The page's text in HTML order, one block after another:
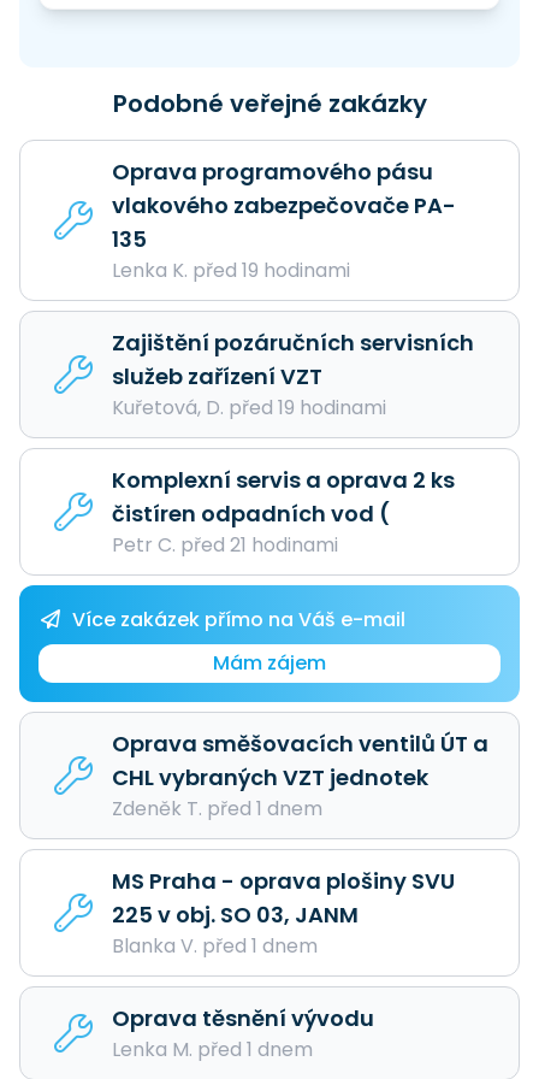
Podobné veřejné zakázky
Oprava programového pásu
vlakového zabezpečovače PA-
135
Lenka K. před 19 hodinami
Zajištění pozáručních servisních
služeb zařízení VZT
Kuřetová, D. před 19 hodinami
Komplexní servis a oprava 2 ks
čistíren odpadních vod (
Petr C. před 21 hodinami
Více zakázek přímo na Váš e-mail
Mám zájem
Oprava směšovacích ventilů ÚT a
CHL vybraných VZT jednotek
Zdeněk T. před 1 dnem
MS Praha - oprava plošiny SVU
225 v obj. SO 03, JANM
Blanka V. před 1 dnem
Oprava těsnění vývodu
Lenka M. před 1 dnem